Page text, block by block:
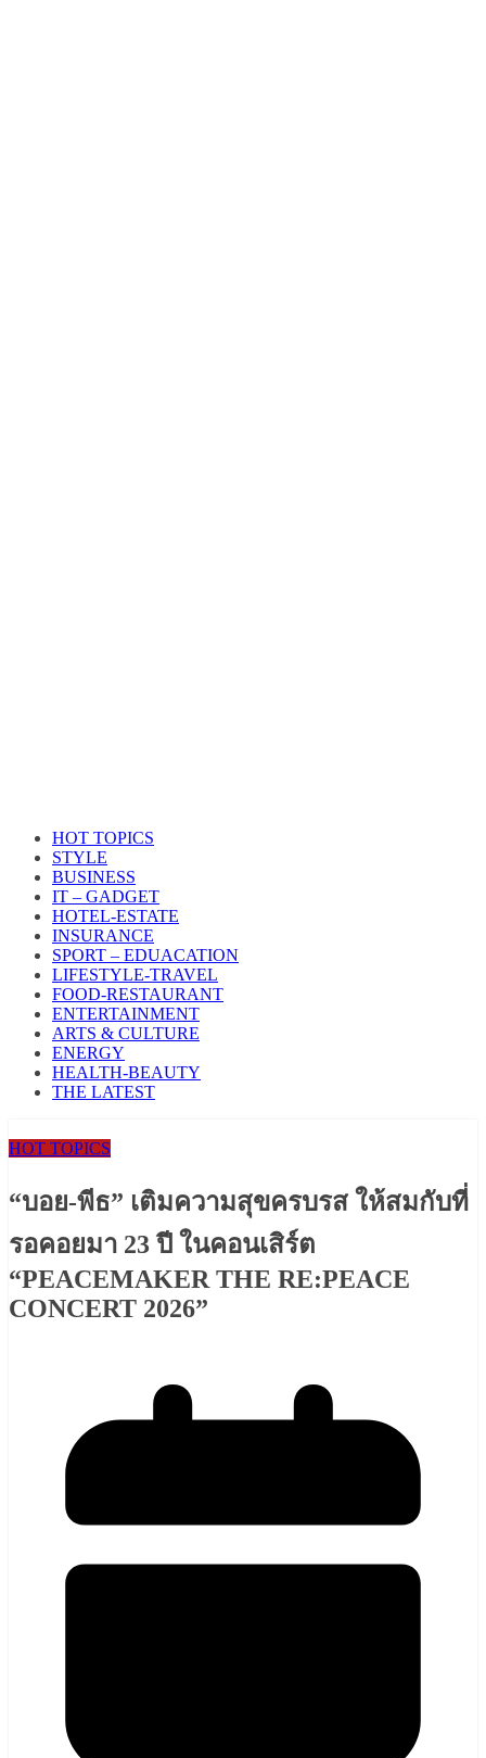
HOT TOPICS
STYLE
BUSINESS
IT – GADGET
HOTEL-ESTATE
INSURANCE
SPORT – EDUACATION
LIFESTYLE​-TRAVEL​
FOOD-RESTAURANT
ENTERTAINMENT
ARTS & CULTURE
ENERGY
HEALTH​-BEAUTY
THE LATEST
HOT TOPICS
“บอย-พีธ” เติมความสุขครบรส ให้สมกับที่
รอคอยมา 23 ปี ในคอนเสิร์ต
“PEACEMAKER THE RE:PEACE
CONCERT 2026”